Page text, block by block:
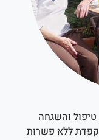
והשגחה
ללא פשרות